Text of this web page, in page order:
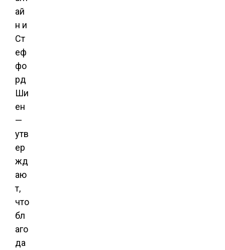
ай
н и
Ст
еф
фо
рд
Ши
ен
—
утв
ер
жд
аю
т,
что
бл
аго
да